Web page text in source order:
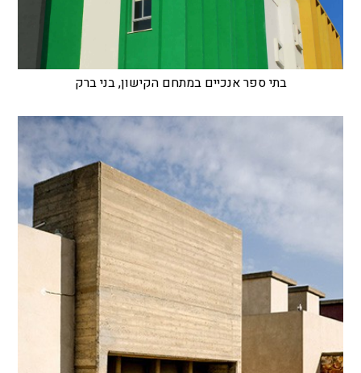
בתי ספר אנכיים במתחם הקישון, בני ברק